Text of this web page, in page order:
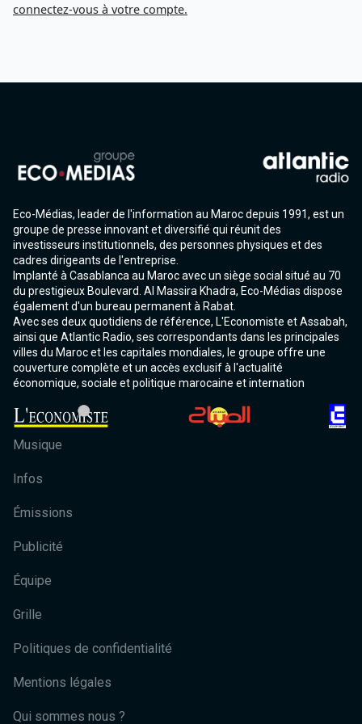
connectez-vous à votre compte.
Eco-Médias, leader de l'information au Maroc depuis 1991, est un
groupe de presse innovant et diversifié qui réunit des
investisseurs institutionnels, des personnes physiques et des
cadres dirigeants de l'entreprise.
Implanté à Casablanca au Maroc avec un siège social situé au 70
du prestigieux Boulevard. Al Massira Khadra, Eco-Médias dispose
également d'un bureau permanent à Rabat.
Avec ses deux quotidiens de référence, L'Economiste et Assabah,
ainsi que Atlantic Radio, ses correspondants dans les principales
villes du Maroc et les capitales mondiales, le groupe offre une
couverture complète et un accès exclusif à l'actualité
économique, sociale et politique marocaine et internation
Musique
Infos
Émissions
Publicité
Équipe
Grille
Politiques de confidentialité
Mentions légales
Qui sommes nous ?